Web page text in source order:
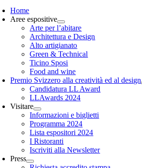
Home
Aree espositive
Arte per l’abitare
Architettura e Design
Alto artigianato
Green & Technical
Ticino Sposi
Food and wine
Premio Svizzero alla creatività ed al design
Candidatura LL Award
LLAwards 2024
Visitare
Informazioni e biglietti
Programma 2024
Lista espositori 2024
I Ristoranti
Iscriviti alla Newsletter
Press